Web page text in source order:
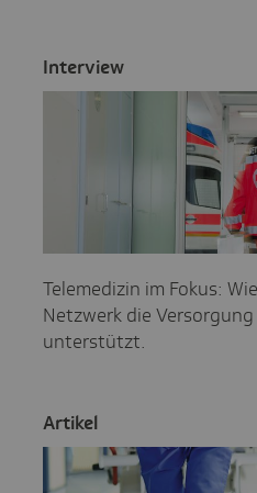
Inter­view
Telemedizin im Fokus:
Netzwerk die
unterstützt.
Artikel